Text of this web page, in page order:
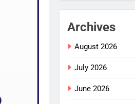
Archives
August 2026
July 2026
June 2026